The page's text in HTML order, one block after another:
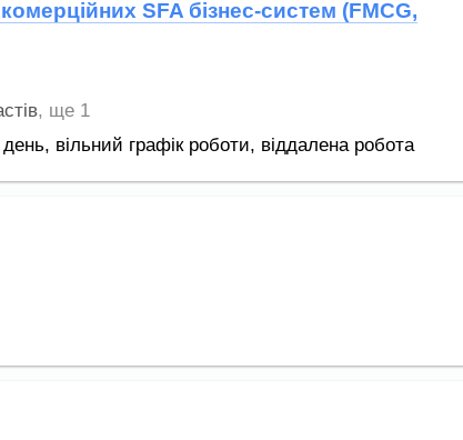
SFA бізнес-систем (FMCG,
, ще 1
вільний графік роботи, віддалена робота